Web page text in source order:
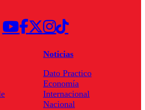
Noticias
Dato Practico
Economía
Internacional
Nacional